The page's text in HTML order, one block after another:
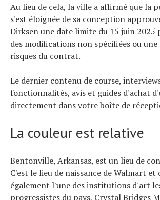
Au lieu de cela, la ville a affirmé que la
s'est éloignée de sa conception
Dirksen une date limite du 15 juin
des modifications non spécifiées ou
risques du contrat.
Le dernier contenu de course,
fonctionnalités, avis et guides d'achat
directement dans votre boîte de
La couleur est relative
Bentonville, Arkansas, est un lieu de
C'est le lieu de naissance de Walmart et
également l'une des institutions d'art
progressistes du pays, Crystal Bridges